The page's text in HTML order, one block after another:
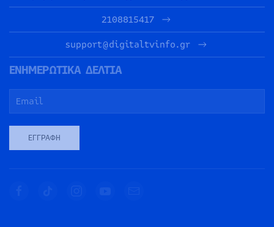
2108815417
support@digitaltvinfo.gr
ΕΝΗΜΕΡΩΤΙΚΑ ΔΕΛΤΙΑ
ΕΓΓΡΑΦΉ